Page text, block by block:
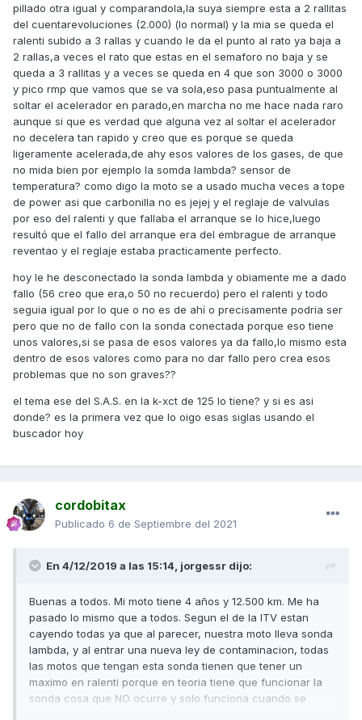
pillado otra igual y comparandola,la suya siempre esta a 2 rallitas
del cuentarevoluciones (2.000) (lo normal) y la mia se queda el
ralenti subido a 3 rallas y cuando le da el punto al rato ya baja a
2 rallas,a veces el rato que estas en el semaforo no baja y se
queda a 3 rallitas y a veces se queda en 4 que son 3000 o 3000
y pico rmp que vamos que se va sola,eso pasa puntualmente al
soltar el acelerador en parado,en marcha no me hace nada raro
aunque si que es verdad que alguna vez al soltar el acelerador
no decelera tan rapido y creo que es porque se queda
ligeramente acelerada,de ahy esos valores de los gases, de que
no mida bien por ejemplo la somda lambda? sensor de
temperatura? como digo la moto se a usado mucha veces a tope
de power asi que carbonilla no es jejej y el reglaje de valvulas
por eso del ralenti y que fallaba el arranque se lo hice,luego
resultó que el fallo del arranque era del embrague de arranque
reventao y el reglaje estaba practicamente perfecto.
hoy le he desconectado la sonda lambda y obiamente me a dado
fallo (56 creo que era,o 50 no recuerdo) pero el ralenti y todo
seguia igual por lo que o no es de ahí o precisamente podria ser
pero que no de fallo con la sonda conectada porque eso tiene
unos valores,si se pasa de esos valores ya da fallo,lo mismo esta
dentro de esos valores como para no dar fallo pero crea esos
problemas que no son graves??
el tema ese del S.A.S. en la k-xct de 125 lo tiene? y si es asi
donde? es la primera vez que lo oigo esas siglas usando el
buscador hoy
cordobitax
Publicado 6 de Septiembre del 2021
En 4/12/2019 a las 15:14, jorgessr dijo:
Buenas a todos. Mi moto tiene 4 años y 12.500 km. Me ha
pasado lo mismo que a todos. Segun el de la ITV estan
cayendo todas ya que al parecer, nuestra moto lleva sonda
lambda, y al entrar una nueva ley de contaminacion, todas
las motos que tengan esta sonda tienen que tener un
maximo en ralenti porque en teoria tiene que funcionar la
sonda cosa que NO ocurre y solo funciona cuando se